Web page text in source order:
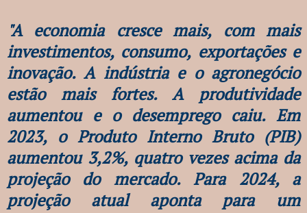
"A economia cresce mais, com mais
investimentos, consumo, exportações e
inovação. A indústria e o agronegócio
estão mais fortes. A produtividade
aumentou e o desemprego caiu. Em
2023, o Produto Interno Bruto (PIB)
aumentou 3,2%, quatro vezes acima da
projeção do mercado. Para 2024, a
projeção atual aponta para um